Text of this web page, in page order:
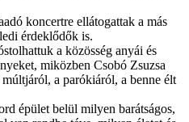
koncertre ellátogattak a más
érdeklődők is.
a közösség anyái és
miközben Csobó Zsuzsa
a parókiáról, a benne élt
épület belül milyen barátságos,